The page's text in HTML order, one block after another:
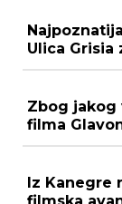
Ulica
Zbog jakog
filma
Iz Kanegre